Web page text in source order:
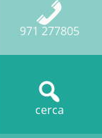
971 277805
cerca